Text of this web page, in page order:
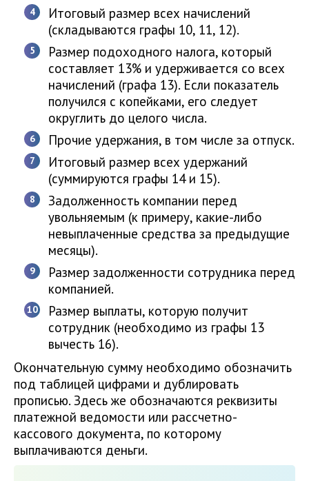
Итоговый размер всех начислений
(складываются графы 10, 11, 12).
Размер подоходного налога, который
составляет 13% и удерживается со всех
начислений (графа 13). Если показатель
получился с копейками, его следует
округлить до целого числа.
Прочие удержания, в том числе за отпуск.
Итоговый размер всех удержаний
(суммируются графы 14 и 15).
Задолженность компании перед
увольняемым (к примеру, какие-либо
невыплаченные средства за предыдущие
месяцы).
Размер задолженности сотрудника перед
компанией.
Размер выплаты, которую получит
сотрудник (необходимо из графы 13
вычесть 16).
Окончательную сумму необходимо обозначить
под таблицей цифрами и дублировать
прописью. Здесь же обозначаются реквизиты
платежной ведомости или рассчетно-
кассового документа, по которому
выплачиваются деньги.